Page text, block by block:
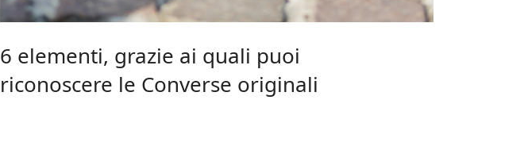
6 elementi, grazie ai quali puoi
riconoscere le Converse originali